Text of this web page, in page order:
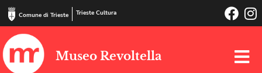
Comune di Trieste Trieste Cultura
Museo Revoltella